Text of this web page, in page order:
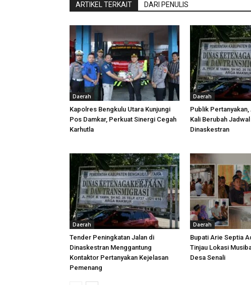
ARTIKEL TERKAIT DARI PENULIS
Daerah
Kapolres Bengkulu Utara Kunjungi
Pos Damkar, Perkuat Sinergi Cegah
Karhutla
Daerah
Publik Pertanyakan,
Kali Berubah
Dinaskestran
Daerah
Tender Peningkatan Jalan di
Dinaskestran Menggantung
Kontaktor Pertanyakan Kejelasan
Pemenang
Daerah
Bupati Arie Septia
Tinjau Lokasi
Desa Senali